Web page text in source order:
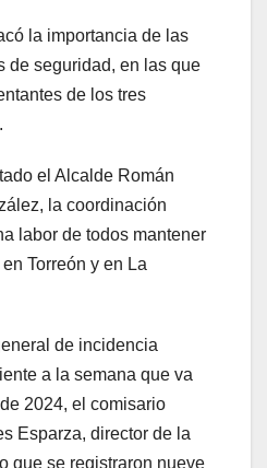
la importancia de las
de seguridad, en las que
de los tres
el Alcalde Román
la coordinación
labor de todos mantener
Torreón y en La
de incidencia
a la semana que va
2024, el comisario
Esparza, director de la
que se registraron nueve